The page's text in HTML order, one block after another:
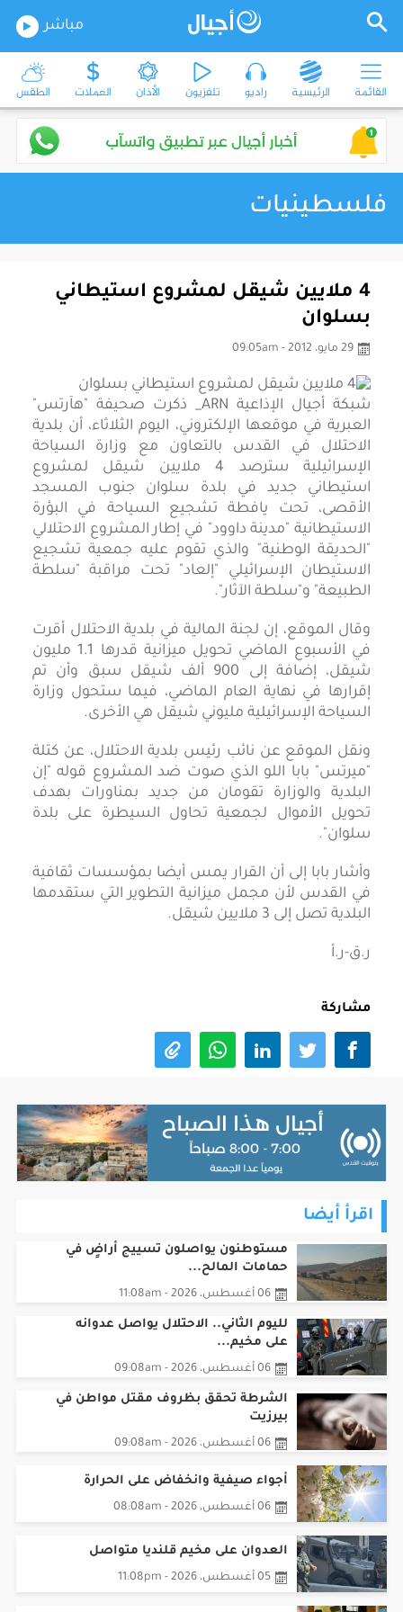
مباشر
القائمة الرئيسية راديو تلفزيون الأذان العملات الطقس
فلسطينيات
4 ملايين شيقل لمشروع استيطاني
بسلوان
29 مايو، 2012 - 09:05am
شبكة أجيال الإذاعية ARN_ ذكرت صحيفة "هآرتس"
العبرية في موقعها الإلكتروني، اليوم الثلاثاء، أن بلدية
الاحتلال في القدس بالتعاون مع وزارة السياحة
الإسرائيلية سترصد 4 ملايين شيقل لمشروع
استيطاني جديد في بلدة سلوان جنوب المسجد
الأقصى، تحت يافطة تشجيع السياحة في البؤرة
الاستيطانية "مدينة داوود" في إطار المشروع الاحتلالي
"الحديقة الوطنية" والذي تقوم عليه جمعية تشجيع
الاستيطان الإسرائيلي "إلعاد" تحت مراقبة "سلطة
الطبيعة" و"سلطة الآثار".
وقال الموقع، إن لجنة المالية في بلدية الاحتلال أقرت
في الأسبوع الماضي تحويل ميزانية قدرها 1.1 مليون
شيقل، إضافة إلى 900 ألف شيقل سبق وأن تم
إقرارها في نهاية العام الماضي، فيما ستحول وزارة
السياحة الإسرائيلية مليوني شيقل هي الأخرى.
ونقل الموقع عن نائب رئيس بلدية الاحتلال، عن كتلة
"ميرتس" بابا اللو الذي صوت ضد المشروع قوله "إن
البلدية والوزارة تقومان من جديد بمناورات بهدف
تحويل الأموال لجمعية تحاول السيطرة على بلدة
سلوان".
وأشار بابا إلى أن القرار يمس أيضا بمؤسسات ثقافية
في القدس لأن مجمل ميزانية التطوير التي ستقدمها
البلدية تصل إلى 3 ملايين شيقل.
ر.ق-ر.أ
مشاركة
حمامات المالح...
06 أغسطس، 2026 - 11:08am
لليوم الثاني.. الاحتلال يواصل عدوانه
على مخيم...
06 أغسطس، 2026 - 09:08am
الشرطة تحقق بظروف مقتل مواطن في
بيرزيت
06 أغسطس، 2026 - 09:08am
06 أغسطس، 2026 - 08:08am
05 أغسطس، 2026 - 11:08pm